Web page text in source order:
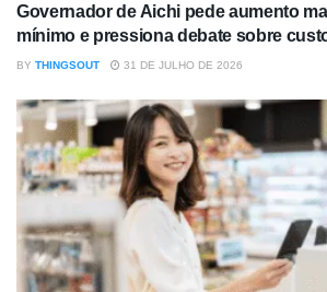
Governador de Aichi pede aumento
mínimo e pressiona debate sobre
BY THINGSOUT 31 DE JULHO DE 2026